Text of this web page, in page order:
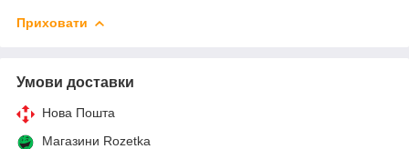
Приховати
Умови доставки
Нова Пошта
Магазини Rozetka